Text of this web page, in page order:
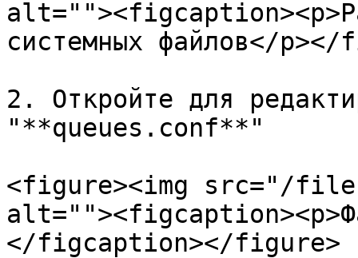
системных файлов</
2. Откройте для
"**queues.conf**"
<figure><img src="/files/
</figcaption></figure>